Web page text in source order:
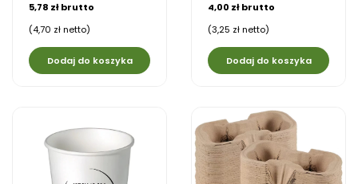
5,78 zł brutto
(4,70 zł netto)
Dodaj do koszyka
4,00 zł brutto
(3,25 zł netto)
Dodaj do koszyka